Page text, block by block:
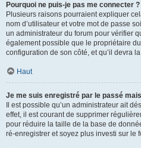
Pourquoi ne puis-je pas me connecter ?
Plusieurs raisons pourraient expliquer
nom d’utilisateur et votre mot de passe
un administrateur du forum pour vérifier
également possible que le propriétaire
configuration de son côté, et qu’il devra
Haut
Je me suis enregistré par le passé
Il est possible qu’un administrateur ait
effet, il est courant de supprimer
pour réduire la taille de la base de
ré-enregistrer et soyez plus investi sur le